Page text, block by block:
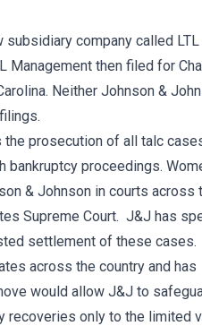
subsidiary company called LTL
Management then filed for
Neither Johnson &
prosecution of all talc
bankruptcy proceedings.
& Johnson in courts across
Supreme Court. J&J has
settlement of these cases.
across the country and has
would allow J&J to
recoveries only to the limited